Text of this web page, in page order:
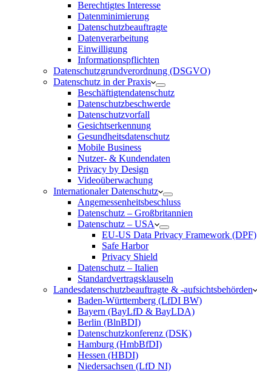
Berechtigtes Interesse
Datenminimierung
Datenschutzbeauftragte
Datenverarbeitung
Einwilligung
Informationspflichten
Datenschutzgrundverordnung (DSGVO)
Datenschutz in der Praxis
Beschäftigtendatenschutz
Datenschutzbeschwerde
Datenschutzvorfall
Gesichtserkennung
Gesundheitsdatenschutz
Mobile Business
Nutzer- & Kundendaten
Privacy by Design
Videoüberwachung
Internationaler Datenschutz
Angemessenheitsbeschluss
Datenschutz – Großbritannien
Datenschutz – USA
EU-US Data Privacy Framework (DPF)
Safe Harbor
Privacy Shield
Datenschutz – Italien
Standardvertragsklauseln
Landesdatenschutzbeauftragte & -aufsichtsbehörden
Baden-Württemberg (LfDI BW)
Bayern (BayLfD & BayLDA)
Berlin (BlnBDI)
Datenschutzkonferenz (DSK)
Hamburg (HmbBfDI)
Hessen (HBDI)
Niedersachsen (LfD NI)